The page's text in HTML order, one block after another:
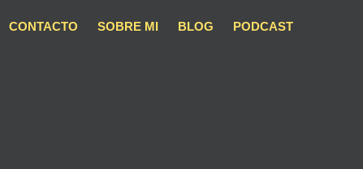
CONTACTO SOBRE MI BLOG PODCAST